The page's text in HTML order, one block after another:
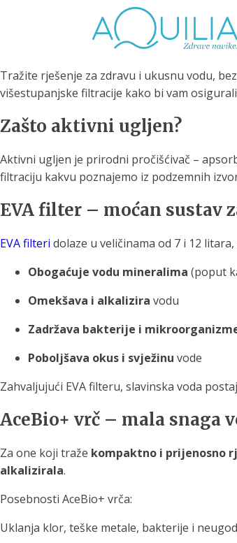
Tražite rješenje za zdravu i ukusnu vodu,
višestupanjske filtracije kako bi vam
Zašto aktivni ugljen?
Aktivni ugljen je prirodni pročišćivač –
filtraciju kakvu poznajemo iz podzemnih
EVA filter – moćan sustav
EVA filteri dolaze u veličinama od 7 i 12
Obogaćuje vodu mineralima (poput
Omekšava i alkalizira vodu
Zadržava bakterije i
Poboljšava okus i svježinu vode
Zahvaljujući EVA filteru, slavinska voda
AceBio+ vrč – mala snaga
Za one koji traže kompaktno i prijenosno
alkalizirala.
Posebnosti AceBio+ vrča:
Uklanja klor, teške metale, bakterije i
Tuš glave
filtriranje vode za
Vrčevi za
vode
za sigurnu i čistu vodu